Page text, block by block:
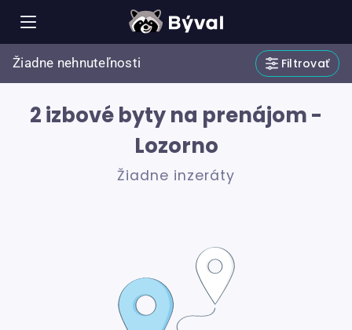
Žiadne nehnuteľnosti Filtrovať
2 izbové byty na prenájom -
Lozorno
Žiadne inzeráty